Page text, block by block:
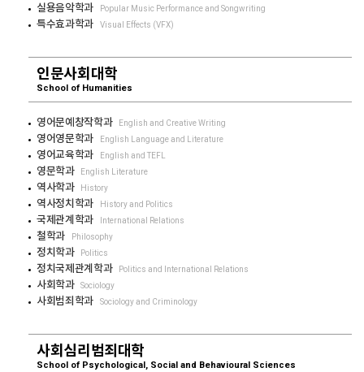
실용음악학과 Popular Music Performance and Songwriting
특수효과학과 Visual Effects (VFX)
인문사회대학
School of Humanities
영어문예창작학과 English and Creative Writing
영어영문학과 English Language and Literature
영어교육학과 English and TEFL
영문학과 English Literature
역사학과 History
역사정치학과 History and Politics
국제관계학과 International Relations
철학과 Philosophy
정치학과 Politics
정치국제관계학과 Politics and International Relations
사회학과 Sociology
사회범죄학과 Sociology and Criminology
사회심리범죄대학
School of Psychological, Social and Behavioural Sciences